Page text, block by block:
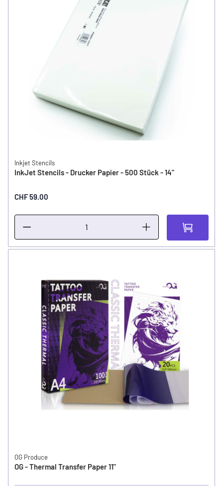
Inkjet Stencils
InkJet Stencils - Drucker Papier - 500 Stück - 14"
CHF 59.00
OG Produce
OG - Thermal Transfer Paper 11"